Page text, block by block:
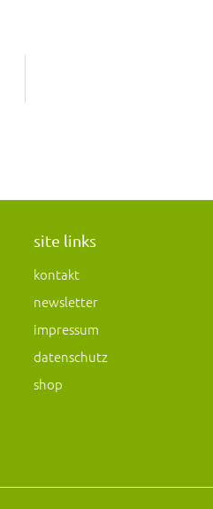
site links
kontakt
newsletter
impressum
datenschutz
shop